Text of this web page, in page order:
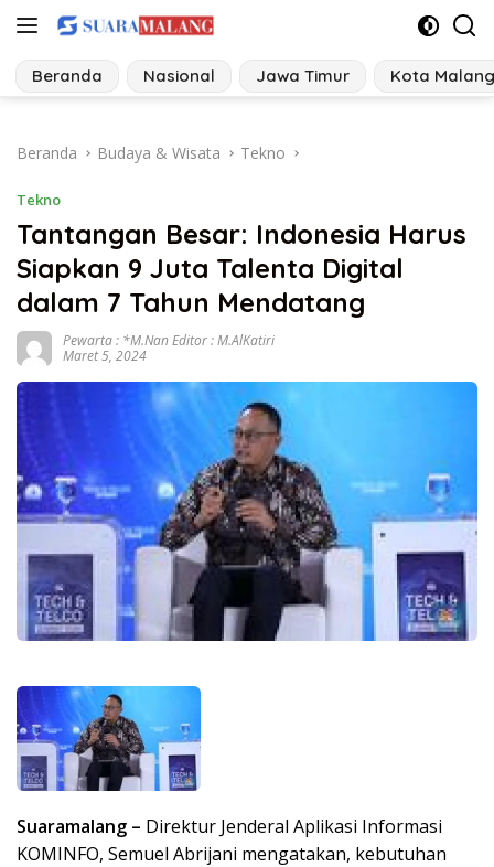
Langsung
konten
Beranda Nasional Jawa Timur Kota Malang
Beranda Budaya & Wisata Tekno
Tekno
Tantangan Besar: Indonesia Harus
Siapkan 9 Juta Talenta Digital
dalam 7 Tahun Mendatang
Pewarta : *M.Nan Editor : M.AlKatiri
Maret 5, 2024
Suaramalang – Direktur Jenderal Aplikasi Informasi
KOMINFO, Semuel Abrijani mengatakan, kebutuhan